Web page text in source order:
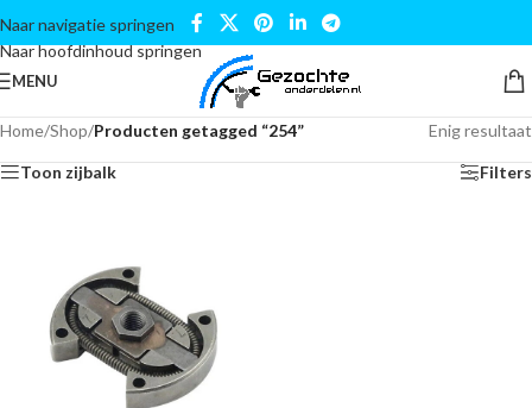
Naar navigatie springen
Naar hoofdinhoud springen
MENU
Home/Shop/Producten getagged “254” Enig resultaat
Toon zijbalk Filters